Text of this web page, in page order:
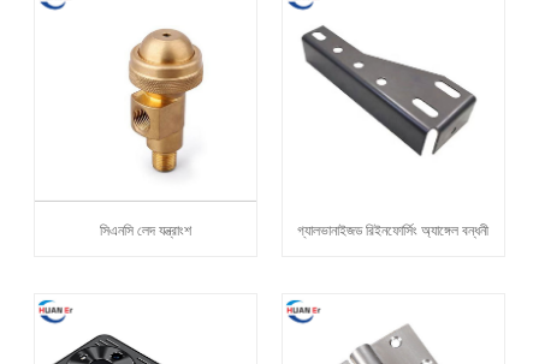
সিএনসি লেদ যন্ত্রাংশ গ্যালভানাইজড রিইনফোর্সিং অ্যাঙ্গেল বন্ধনী